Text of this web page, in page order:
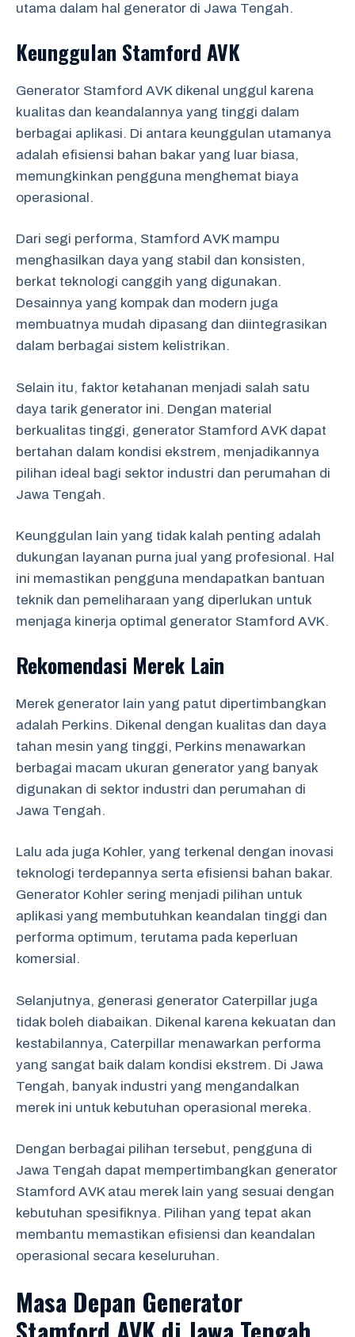
utama dalam hal generator di Jawa Tengah.
Keunggulan Stamford AVK
Generator Stamford AVK dikenal unggul karena
kualitas dan keandalannya yang tinggi dalam
berbagai aplikasi. Di antara keunggulan utamanya
adalah efisiensi bahan bakar yang luar biasa,
memungkinkan pengguna menghemat biaya
operasional.
Dari segi performa, Stamford AVK mampu
menghasilkan daya yang stabil dan konsisten,
berkat teknologi canggih yang digunakan.
Desainnya yang kompak dan modern juga
membuatnya mudah dipasang dan diintegrasikan
dalam berbagai sistem kelistrikan.
Selain itu, faktor ketahanan menjadi salah satu
daya tarik generator ini. Dengan material
berkualitas tinggi, generator Stamford AVK dapat
bertahan dalam kondisi ekstrem, menjadikannya
pilihan ideal bagi sektor industri dan perumahan di
Jawa Tengah.
Keunggulan lain yang tidak kalah penting adalah
dukungan layanan purna jual yang profesional. Hal
ini memastikan pengguna mendapatkan bantuan
teknik dan pemeliharaan yang diperlukan untuk
menjaga kinerja optimal generator Stamford AVK.
Rekomendasi Merek Lain
Merek generator lain yang patut dipertimbangkan
adalah Perkins. Dikenal dengan kualitas dan daya
tahan mesin yang tinggi, Perkins menawarkan
berbagai macam ukuran generator yang banyak
digunakan di sektor industri dan perumahan di
Jawa Tengah.
Lalu ada juga Kohler, yang terkenal dengan inovasi
teknologi terdepannya serta efisiensi bahan bakar.
Generator Kohler sering menjadi pilihan untuk
aplikasi yang membutuhkan keandalan tinggi dan
performa optimum, terutama pada keperluan
komersial.
Selanjutnya, generasi generator Caterpillar juga
tidak boleh diabaikan. Dikenal karena kekuatan dan
kestabilannya, Caterpillar menawarkan performa
yang sangat baik dalam kondisi ekstrem. Di Jawa
Tengah, banyak industri yang mengandalkan
merek ini untuk kebutuhan operasional mereka.
Dengan berbagai pilihan tersebut, pengguna di
Jawa Tengah dapat mempertimbangkan generator
Stamford AVK atau merek lain yang sesuai dengan
kebutuhan spesifiknya. Pilihan yang tepat akan
membantu memastikan efisiensi dan keandalan
operasional secara keseluruhan.
Masa Depan Generator